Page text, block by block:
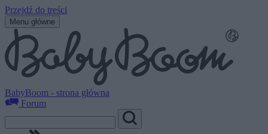
Przejdź do treści
Menu główne
BabyBoom - strona główna
Forum